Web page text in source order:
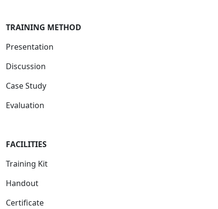
TRAINING METHOD
Presentation
Discussion
Case Study
Evaluation
FACILITIES
Training Kit
Handout
Certificate